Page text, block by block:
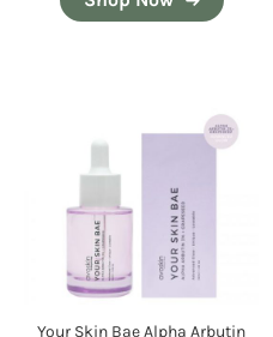
Your Skin Bae Alpha Arbutin